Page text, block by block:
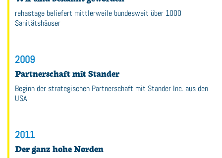
rehastage beliefert mittlerweile bundesweit über 1000
Sanitätshäuser
2009
Partnerschaft mit Stander
Beginn der strategischen Partnerschaft mit Stander Inc. aus den
USA
2011
Der ganz hohe Norden